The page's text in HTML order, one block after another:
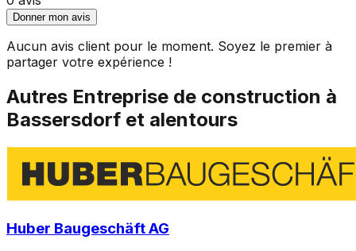
Donner mon avis
Aucun avis client pour le moment. Soyez le premier à
partager votre expérience !
Autres Entreprise de construction à
Bassersdorf et alentours
Huber Baugeschäft AG